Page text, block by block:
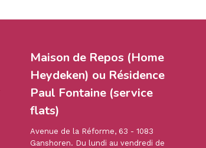
Maison de Repos (Home
Heydeken) ou Résidence
Paul Fontaine (service
flats)
Avenue de la Réforme, 63 - 1083
Ganshoren. Du lundi au vendredi de